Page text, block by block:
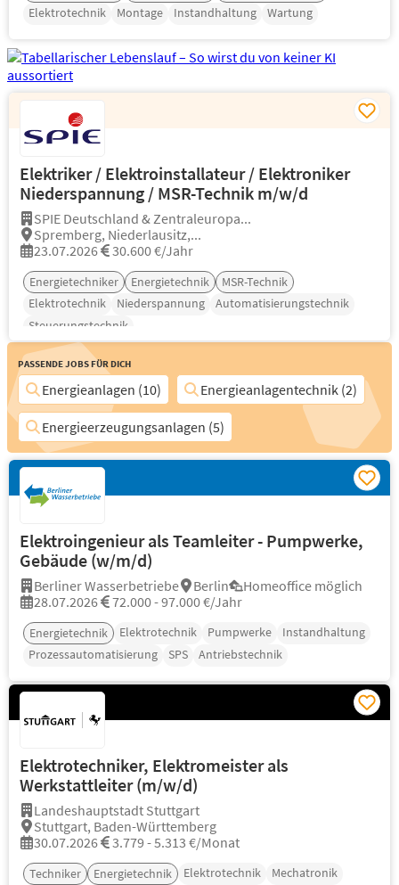
Elektrotechnik
Montage Instandhaltung Wartung
Elektriker / Elektroinstallateur / Elektroniker
Niederspannung / MSR-Technik m/w/d
SPIE Deutschland & Zentraleuropa...
Spremberg, Niederlausitz,...
23.07.2026
30.600 €/Jahr
Energietechniker Energietechnik
MSR-Technik
Elektrotechnik
Niederspannung
Automatisierungstechnik
Steuerungstechnik
Passende Jobs für Dich
Energieanlagen (10)
Energieanlagentechnik (2)
Energieerzeugungsanlagen (5)
Elektroingenieur als Teamleiter - Pumpwerke,
Gebäude (w/m/d)
Berliner Wasserbetriebe Berlin
Homeoffice möglich
28.07.2026
72.000 - 97.000 €/Jahr
Energietechnik Elektrotechnik Pumpwerke
Instandhaltung
Prozessautomatisierung
SPS Antriebstechnik
Elektrotechniker, Elektromeister als
Werkstattleiter (m/w/d)
Landeshauptstadt Stuttgart
Stuttgart, Baden-Württemberg
30.07.2026
3.779 - 5.313 €/Monat
Techniker Energietechnik Elektrotechnik Mechatronik